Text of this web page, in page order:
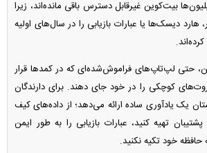
بیت‌کوین غیرقابل دسترس باقی مانده‌اند، زیرا
هارد دیسک‌ها یا عبارات بازیابی را در سال‌های اولیه
حتی لپ‌تاپ‌های فراموش‌شده‌ای که در کمدها قرار
کوچکی را در خود جای دهند. برای دارندگان
یک یادآوری ساده ارائه می‌دهد؛ از داده‌های کیف
تهیه کنید، عبارات بازیابی را به طور ایمن
حافظه خود تکیه نکنید.